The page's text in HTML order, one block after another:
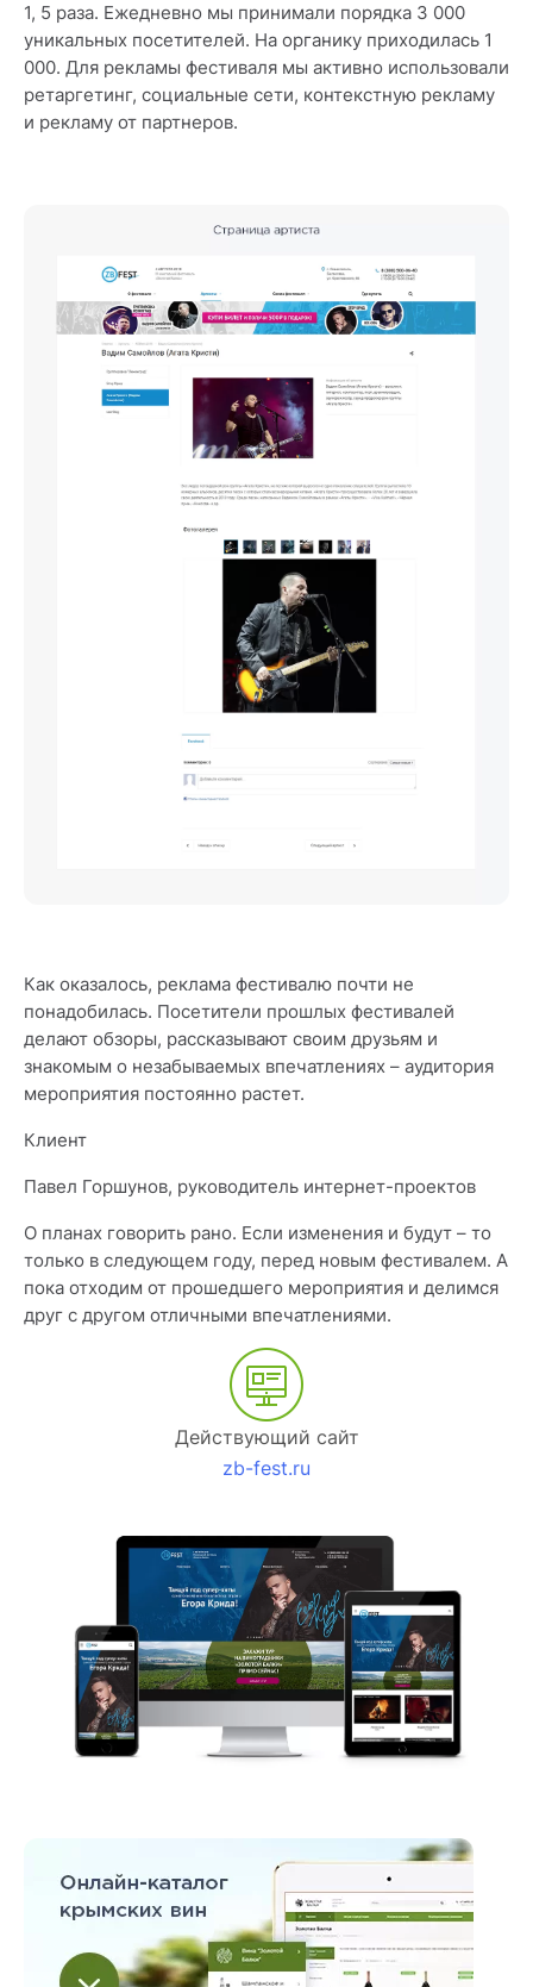
1, 5 раза. Ежедневно мы принимали порядка 3 000
уникальных посетителей. На органику приходилась 1
000. Для рекламы фестиваля мы активно использовали
ретаргетинг, социальные сети, контекстную рекламу
и рекламу от партнеров.
Как оказалось, реклама фестивалю почти не
понадобилась. Посетители прошлых фестивалей
делают обзоры, рассказывают своим друзьям и
знакомым о незабываемых впечатлениях – аудитория
мероприятия постоянно растет.
Клиент
Павел Горшунов, руководитель интернет-проектов
О планах говорить рано. Если изменения и будут – то
только в следующем году, перед новым фестивалем. А
пока отходим от прошедшего мероприятия и делимся
друг с другом отличными впечатлениями.
Действующий сайт
zb-fest.ru